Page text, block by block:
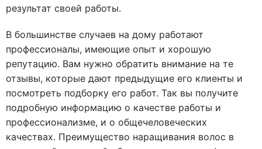
результат своей работы.
В большинстве случаев на дому работают
профессионалы, имеющие опыт и хорошую
репутацию. Вам нужно обратить внимание на те
отзывы, которые дают предыдущие его клиенты и
посмотреть подборку его работ. Так вы получите
подробную информацию о качестве работы и
профессионализме, и о общечеловеческих
качествах. Преимущество наращивания волос в